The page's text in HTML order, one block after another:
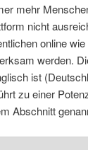
mehr
nicht
online
werden.
ist
zu einer
Abschnitt